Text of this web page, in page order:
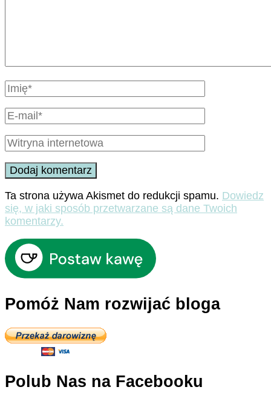
Ta strona używa Akismet do redukcji spamu. Dowiedz
się, w jaki sposób przetwarzane są dane Twoich
komentarzy.
Pomóż Nam rozwijać bloga
Polub Nas na Facebooku